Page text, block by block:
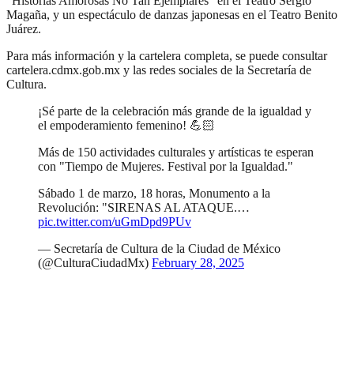
Magaña, y un espectáculo de danzas japonesas en el Teatro Benito
Juárez.
Para más información y la cartelera completa, se puede consultar
cartelera.cdmx.gob.mx y las redes sociales de la Secretaría de
Cultura.
¡Sé parte de la celebración más grande de la igualdad y
el empoderamiento femenino! 💪🏻
Más de 150 actividades culturales y artísticas te esperan
con "Tiempo de Mujeres. Festival por la Igualdad."
Sábado 1 de marzo, 18 horas, Monumento a la
Revolución: "SIRENAS AL ATAQUE.…
pic.twitter.com/uGmDpd9PUv
— Secretaría de Cultura de la Ciudad de México
(@CulturaCiudadMx) February 28, 2025